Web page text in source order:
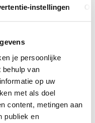
instellingen
je persoonlijke
van
op uw
met als doel
content, metingen aan
publiek en
| CNV